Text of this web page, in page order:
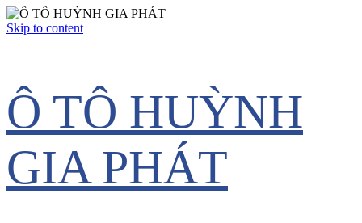
Skip to content
Ô TÔ HUỲNH
GIA PHÁT